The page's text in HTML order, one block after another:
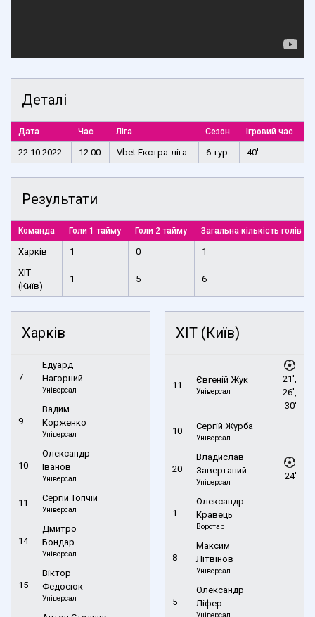
Деталі
Дата Час Ліга Сезон Ігровий час
22.10.2022 12:00 Vbet Екстра-ліга 6 тур 40'
Результати
Команда Голи 1 тайму Голи 2 тайму Загальна кількість голів
Харків 1 0
1
ХІТ
(Київ)
1 5 6
Харків
7
Едуард
Нагорний
Універсал
9
Вадим
Корженко
Універсал
10
Олександр
Іванов
Універсал
11 Сергій Топчій
Універсал
14
Дмитро
Бондар
Універсал
15
Віктор
Федосюк
Універсал
ХІТ (Київ)
11
Євгеній Жук
Універсал
21',
26',
30'
10 Сергій Журба
Універсал
20
Владислав
Завертаний
Універсал
24'
1
Олександр
Кравець
Воротар
8
Максим
Літвінов
Універсал
5
Олександр
Ліфер
Універсал